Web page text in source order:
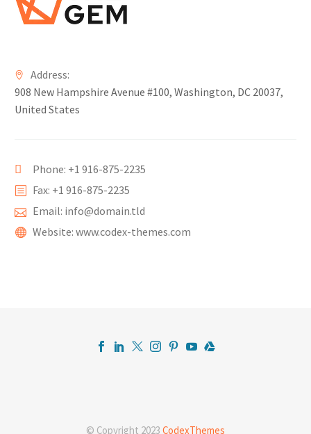
Address:
908 New Hampshire Avenue #100, Washington, DC 20037,
United States
Phone: +1 916-875-2235
Fax: +1 916-875-2235
Email: info@domain.tld
Website: www.codex-themes.com
© Copyright 2023 CodexThemes